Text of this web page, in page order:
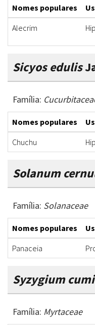
Nomes populares
Alecrim
Sicyos edulis
Família:
Nomes populares
Chuchu
Solanum
Família: Solanaceae
Nomes populares
Panaceia
Syzygium
Família: Myrtaceae